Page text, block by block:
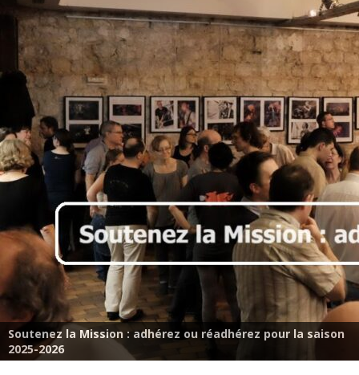
Soutenez la Mission : adhérez ou réadhérez pour la saison
2025-2026